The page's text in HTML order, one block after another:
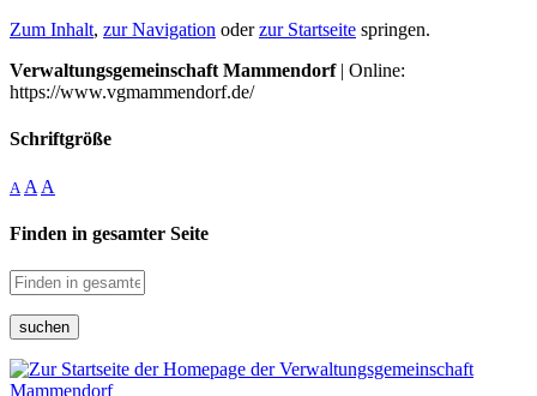
Zum Inhalt, zur Navigation oderzur Startseite springen.
Verwaltungsgemeinschaft Mammendorf| Online:
https://www.vgmammendorf.de/
Schriftgröße
A A A
Finden in gesamter Seite
suchen